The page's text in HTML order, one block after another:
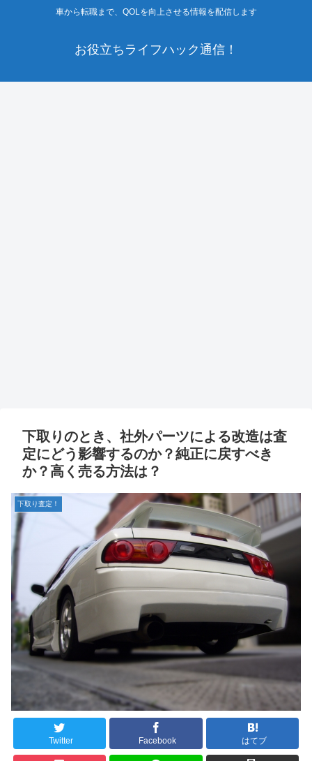
車から転職まで、QOLを向上させる情報を配信します
お役立ちライフハック通信！
下取りのとき、社外パーツによる改造は査
定にどう影響するのか？純正に戻すべき
か？高く売る方法は？
下取り査定！
Twitter Facebook はてブ